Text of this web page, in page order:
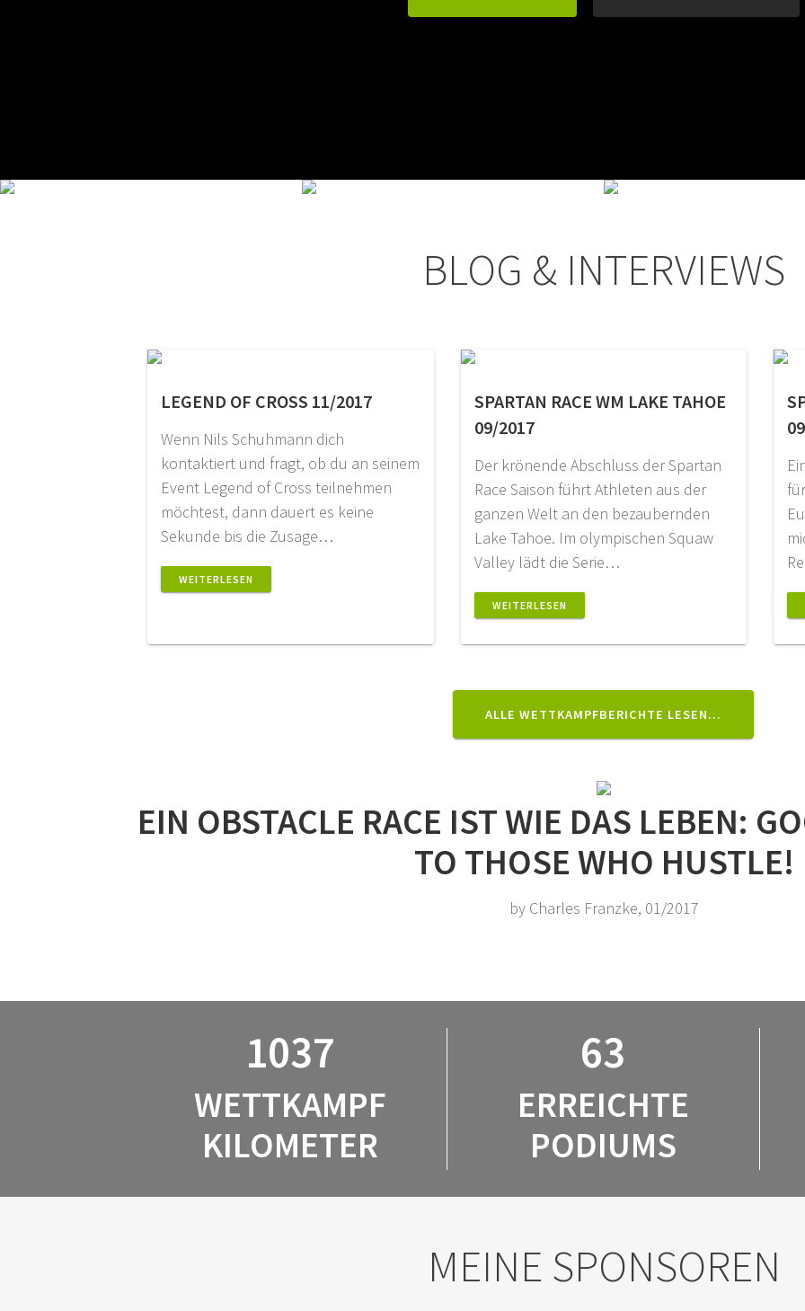
BLOG & INTERVIEWS
LEGEND OF CROSS 11/2017
Wenn Nils Schuhmann dich
kontaktiert und fragt, ob du an seinem
Event Legend of Cross teilnehmen
möchtest, dann dauert es keine
Sekunde bis die Zusage…
WEITERLESEN
SPARTAN RACE WM LAKE TAHOE
09/2017
Der krönende Abschluss der Spartan
Race Saison führt Athleten aus der
ganzen Welt an den bezaubernden
Lake Tahoe. Im olympischen Squaw
Valley lädt die Serie…
WEITERLESEN
ALLE WETTKAMPFBERICHTE LESEN…
EIN OBSTACLE RACE IST WIE DAS LEBEN:
TO THOSE WHO HUSTLE!
by Charles Franzke, 01/2017
1037
WETTKAMPF
KILOMETER
63
ERREICHTE
PODIUMS
MEINE SPONSOREN